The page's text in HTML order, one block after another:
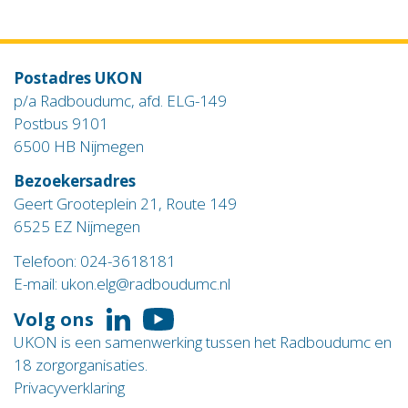
Postadres UKON
p/a Radboudumc, afd. ELG-149
Postbus 9101
6500 HB Nijmegen
Bezoekersadres
Geert Grooteplein 21, Route 149
6525 EZ Nijmegen
Telefoon: 024-3618181
E-mail: ukon.elg@radboudumc.nl
Volg ons
Volg
ons
op
LinkedIn
ons
op
UKON is een samenwerking tussen het Radboudumc en
18 zorgorganisaties.
Privacyverklaring